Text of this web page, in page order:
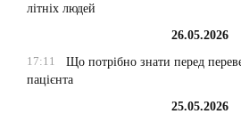
літніх людей
26.05.2026
17:11
Що потрібно знати перед
пацієнта
25.05.2026